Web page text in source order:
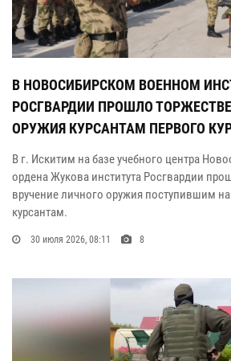
В НОВОСИБИРСКОМ ВОЕННОМ
РОСГВАРДИИ ПРОШЛО
ОРУЖИЯ КУРСАНТАМ ПЕРВОГО
В г. Искитим на базе учебного центра
ордена Жукова института Росгвардии
вручение личного оружия поступившим
курсантам.
30 июля 2026, 08:11 8